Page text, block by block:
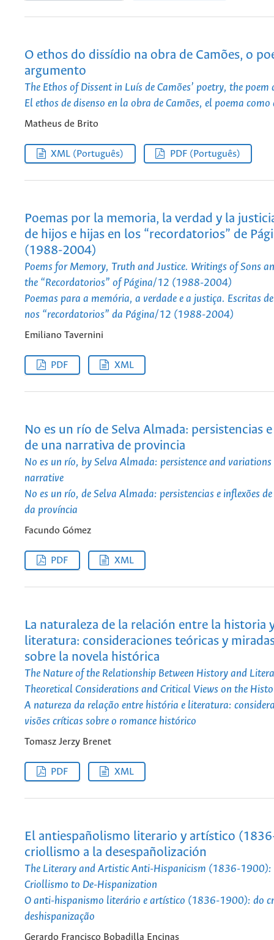
O ethos do dissídio na obra de Camões, o
argumento
The Ethos of Dissent in Luís de Camões’ poetry, the poem
El ethos de disenso en la obra de Camões, el poema
Matheus de Brito
XML (Português) PDF (Português)
Poemas por la memoria, la verdad y la
de hijos e hijas en los “recordatorios” de
(1988-2004)
Poems for Memory, Truth and Justice. Writings of Sons
the “Recordatorios” of Página/12 (1988-2004)
Poemas para a memória, a verdade e a justiça. Escritas
nos “recordatorios” da Página/12 (1988-2004)
Emiliano Tavernini
PDF XML
No es un río de Selva Almada: persistencias
de una narrativa de provincia
No es un río, by Selva Almada: persistence and
narrative
No es un río, de Selva Almada: persistencias e inflexões
da província
Facundo Gómez
PDF XML
La naturaleza de la relación entre la historia
literatura: consideraciones teóricas y
sobre la novela histórica
The Nature of the Relationship Between History and
Theoretical Considerations and Critical Views on the
A natureza da relação entre história e literatura:
visões críticas sobre o romance histórico
Tomasz Jerzy Brenet
PDF XML
El antiespañolismo literario y artístico
criollismo a la desespañolización
The Literary and Artistic Anti-Hispanicism (1836-1900):
Criollismo to De-Hispanization
O anti-hispanismo literário e artístico (1836-1900): do
deshispanização
Gerardo Francisco Bobadilla Encinas